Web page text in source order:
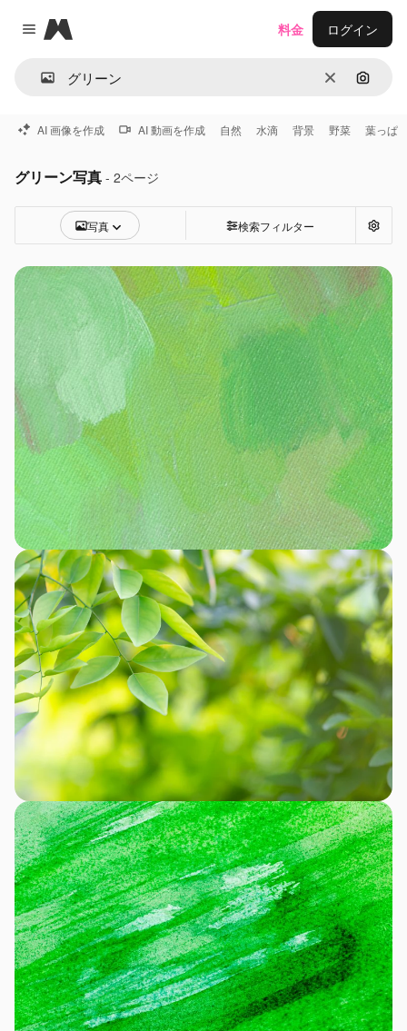
Close menu
Magnific
消去 画像で
料金 ログイン
AI 画像を作成 AI 動画を作成 自然 水滴 背景 野菜 葉っぱ
グリーン写真 - 2ページ
写真 検索フィルター